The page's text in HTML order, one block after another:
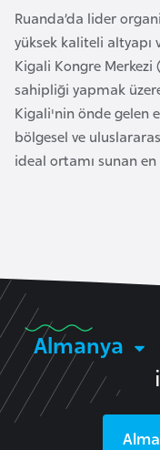
Ruanda’da lider
yüksek kaliteli altyapı
Kigali Kongre Merkezi
sahipliği yapmak
Kigali'nin önde gelen
bölgesel ve
ideal ortamı sunan
Almanya
y
n
B
a
n
g
ş
B
e
a